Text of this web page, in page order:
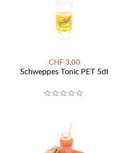
CHF 3.00
Schweppes Tonic PET 5dl